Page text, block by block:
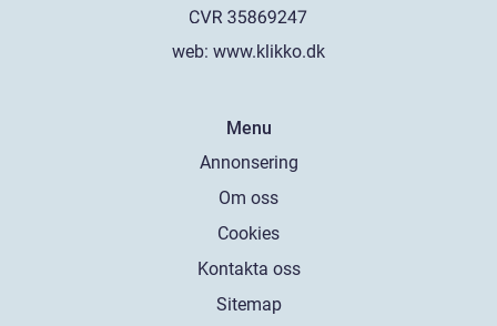
web: www.klikko.dk
Menu
Annonsering
Om oss
Cookies
Kontakta oss
Sitemap